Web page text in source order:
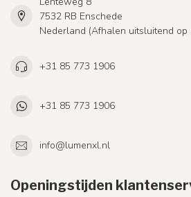
7532 RB Enschede
Nederland (Afhalen uitsluitend op
+31 85 773 1906
+31 85 773 1906
info@lumenxl.nl
Openingstijden